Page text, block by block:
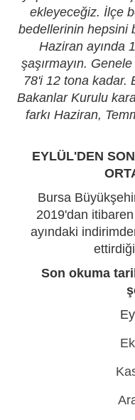
ekleyeceğiz. İlçe
bedellerinin hepsini
Haziran ayında
şaşırmayın.
78'i 12 tona kadar.
Bakanlar Kurulu
farkı Haziran,
EYLÜL'DEN
Bursa
2019'dan
ayındaki
ettirdiği
Son okuma